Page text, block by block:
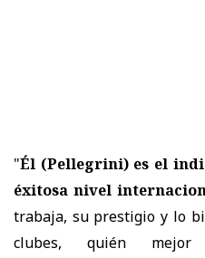
"Él (Pellegrini) es el
éxitosa nivel
trabaja, su prestigio y lo
clubes, quién